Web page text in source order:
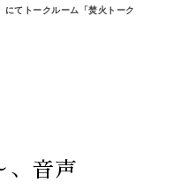
てトークルーム「焚火トーク
、音声